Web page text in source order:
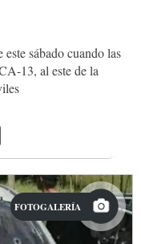
sábado cuando las
13, al este de la
FOTOGALERÍA